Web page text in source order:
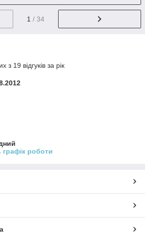
1 / 34
з 19 відгуків за рік
графік роботи